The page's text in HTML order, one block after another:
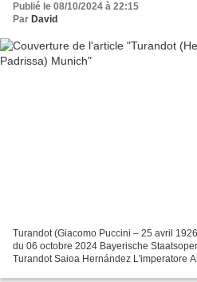
Publié le 08/10/2024 à 22:15
Par David
Turandot (Giacomo Puccini – 25 avril
du 06 octobre 2024 Bayerische
Turandot Saioa Hernández L'imperatore